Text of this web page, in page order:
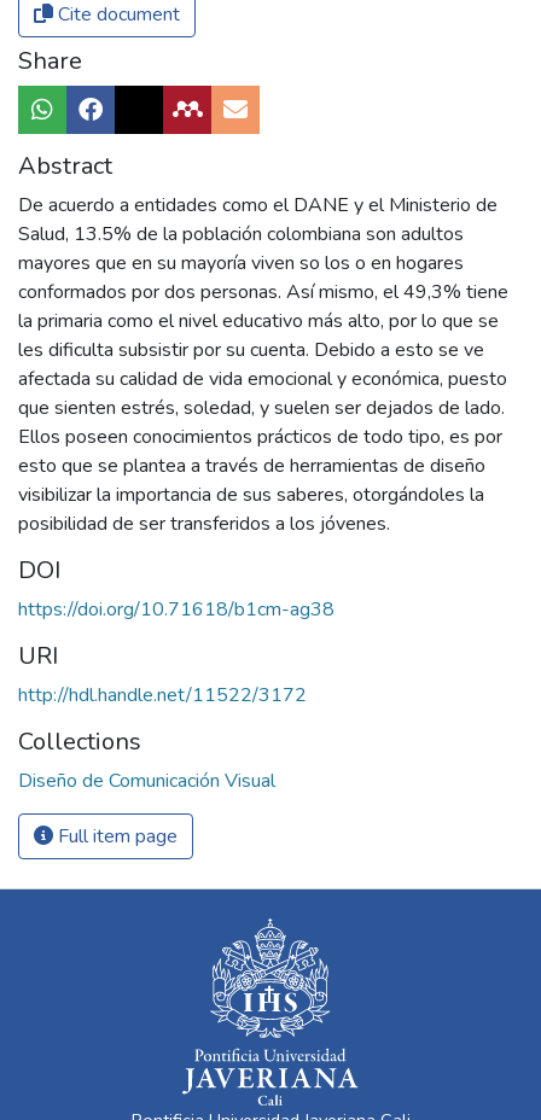
Cite document
Share
Abstract
De acuerdo a entidades como el DANE y el Ministerio de
Salud, 13.5% de la población colombiana son adultos
mayores que en su mayoría viven so los o en hogares
conformados por dos personas. Así mismo, el 49,3% tiene
la primaria como el nivel educativo más alto, por lo que se
les dificulta subsistir por su cuenta. Debido a esto se ve
afectada su calidad de vida emocional y económica, puesto
que sienten estrés, soledad, y suelen ser dejados de lado.
Ellos poseen conocimientos prácticos de todo tipo, es por
esto que se plantea a través de herramientas de diseño
visibilizar la importancia de sus saberes, otorgándoles la
posibilidad de ser transferidos a los jóvenes.
DOI
https://doi.org/10.71618/b1cm-ag38
URI
http://hdl.handle.net/11522/3172
Collections
Diseño de Comunicación Visual
Full item page